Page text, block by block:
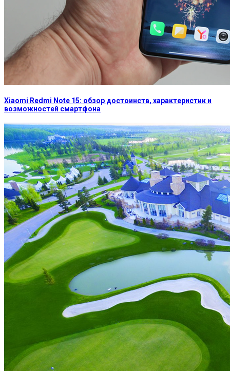
Xiaomi Redmi Note 15: обзор достоинств, характеристик и
возможностей смартфона